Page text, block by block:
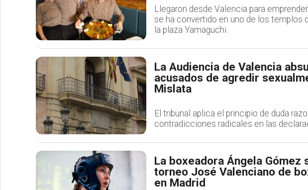
Llegaron desde Valencia para
se ha convertido en uno de los templos
la plaza Yamaguchi
La Audiencia de Valencia
acusados de agredir
Mislata
El tribunal aplica el principio de duda
contradicciones radicales en las
La boxeadora Ángela Gómez
torneo José Valenciano de
en Madrid